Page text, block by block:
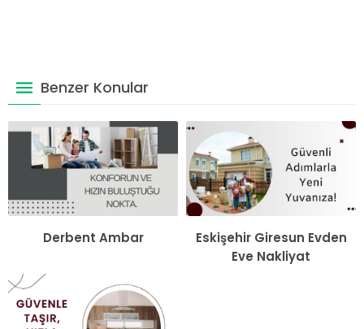
Benzer Konular
Derbent Ambar
Eskişehir Giresun Evden
Eve Nakliyat